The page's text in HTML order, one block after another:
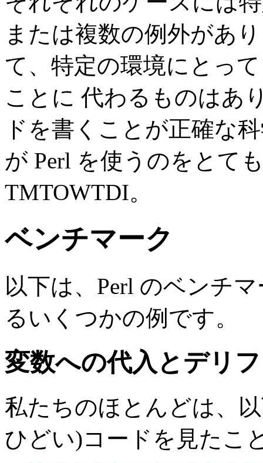
または複数の例外があ
て、特定の環境にとっ
ことに 代わるものはあ
ドを書くことが正確な
が Perl を使うのをとて
TMTOWTDI。
ベンチマーク
以下は、Perl のベンチ
るいくつかの例です。
変数への代入とデリ
私たちのほとんどは、
ひどい)コードを見たこ